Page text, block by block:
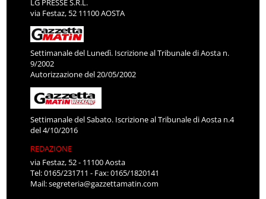
LG PRESSE S.R.L.
via Festaz, 52 11100 AOSTA
Settimanale del Lunedì. Iscrizione al Tribunale di Aosta n.
9/2002
Autorizzazione del 20/05/2002
Settimanale del Sabato. Iscrizione al Tribunale di Aosta n.4
del 4/10/2016
REDAZIONE
via Festaz, 52 - 11100 Aosta
Tel: 0165/231711 - Fax: 0165/1820141
Mail:segreteria@gazzettamatin.com